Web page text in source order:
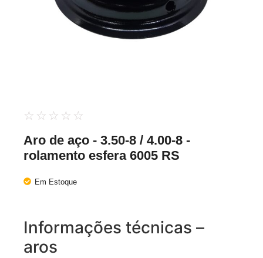
☆ ☆ ☆ ☆ ☆
Aro de aço - 3.50-8 / 4.00-8 -
rolamento esfera 6005 RS
Em Estoque
Informações técnicas –
aros